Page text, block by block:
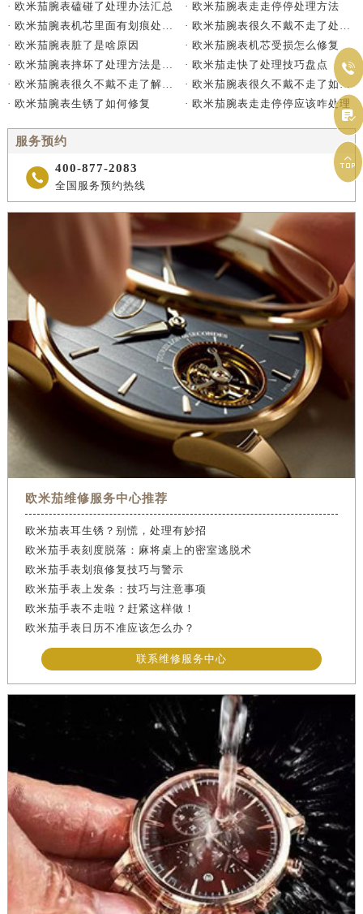
· 欧米茄腕表磕碰了处理办法汇总
· 欧米茄腕表机芯里面有划痕处理办法详解
· 欧米茄腕表脏了是啥原因
· 欧米茄腕表摔坏了处理方法是什么
· 欧米茄腕表很久不戴不走了解决方法是什么
· 欧米茄腕表生锈了如何修复
· 欧米茄腕表走走停停处理方法
· 欧米茄腕表机芯受损怎么修复
· 欧米茄走快了处理技巧盘点
· 欧米茄腕表很久不戴不走了如何处理
· 欧米茄腕表走走停停应该咋处理
服务预约
 400-877-2083
全国服务预约热线
欧米茄维修服务中心推荐
欧米茄表耳生锈？别慌，处理有妙招
欧米茄手表刻度脱落：麻将桌上的密室逃脱术
欧米茄手表划痕修复技巧与警示
欧米茄手表上发条：技巧与注意事项
欧米茄手表不走啦？赶紧这样做！
欧米茄手表日历不准应该怎么办？
联系维修服务中心


